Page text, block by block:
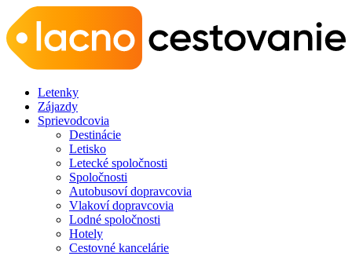
Letenky
Zájazdy
Sprievodcovia
Destinácie
Letisko
Letecké spoločnosti
Spoločnosti
Autobusoví dopravcovia
Vlakoví dopravcovia
Lodné spoločnosti
Hotely
Cestovné kancelárie